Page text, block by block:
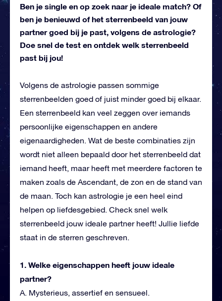
Ben je single en op zoek naar je ideale match? Of
ben je benieuwd of het sterrenbeeld van jouw
partner goed bij je past, volgens de astrologie?
Doe snel de test en ontdek welk sterrenbeeld
past bij jou!
Volgens de astrologie passen sommige
sterrenbeelden goed of juist minder goed bij elkaar.
Een sterrenbeeld kan veel zeggen over iemands
persoonlijke eigenschappen en andere
eigenaardigheden. Wat de beste combinaties zijn
wordt niet alleen bepaald door het sterrenbeeld dat
iemand heeft, maar heeft met meerdere factoren te
maken zoals de Ascendant, de zon en de stand van
de maan. Toch kan astrologie je een heel eind
helpen op liefdesgebied. Check snel welk
sterrenbeeld jouw ideale partner heeft! Jullie liefde
staat in de sterren geschreven.
1. Welke eigenschappen heeft jouw ideale
partner?
A. Mysterieus, assertief en sensueel.